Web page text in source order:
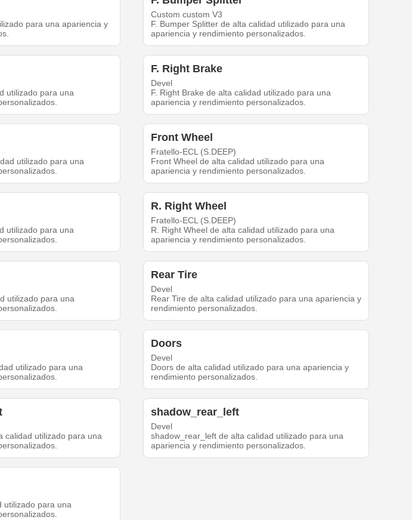
para una apariencia y
Custom custom V3
F. Bumper Splitter de alta calidad utilizado para una
apariencia y rendimiento personalizados.
utilizado para una
F. Right Brake
Devel
F. Right Brake de alta calidad utilizado para una
apariencia y rendimiento personalizados.
utilizado para una
Front Wheel
Fratello-ECL (S.DEEP)
Front Wheel de alta calidad utilizado para una
apariencia y rendimiento personalizados.
utilizado para una
R. Right Wheel
Fratello-ECL (S.DEEP)
R. Right Wheel de alta calidad utilizado para una
apariencia y rendimiento personalizados.
utilizado para una
Rear Tire
Devel
Rear Tire de alta calidad utilizado para una apariencia y
rendimiento personalizados.
utilizado para una
Doors
Devel
Doors de alta calidad utilizado para una apariencia y
rendimiento personalizados.
calidad utilizado para una
shadow_rear_left
Devel
shadow_rear_left de alta calidad utilizado para una
apariencia y rendimiento personalizados.
utilizado para una